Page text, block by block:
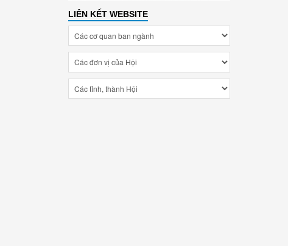
LIÊN KẾT WEBSITE